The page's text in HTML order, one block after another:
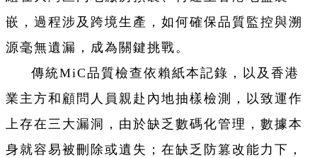
嵌，過程涉及跨境生產，如何確保品質監控與溯
源毫無遺漏，成為關鍵挑戰。
傳統MiC品質檢查依賴紙本記錄，以及香港
業主方和顧問人員親赴內地抽樣檢測，以致運作
上存在三大漏洞，由於缺乏數碼化管理，數據本
身就容易被刪除或遺失；在缺乏防篡改能力下，